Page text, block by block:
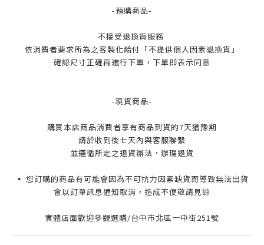
-預購商品-
不接受退換貨服務
依消費者要求所為之客製化給付「不提供個人因素退換貨」
確認尺寸正確再進行下單，下單即表示同意
-現貨商品-
購買本店商品消費者享有商品到貨的7天猶豫期
請於收到後七天內與客服聯繫
並遵循所定之退貨辦法，辦理退貨
▪️ 您訂購的商品有可能會因為不可抗力因素缺貨而導致無法出貨
會以訂單訊息通知取消，造成不便敬請見諒
實體店面歡迎參觀選購/台中市北區一中街251號